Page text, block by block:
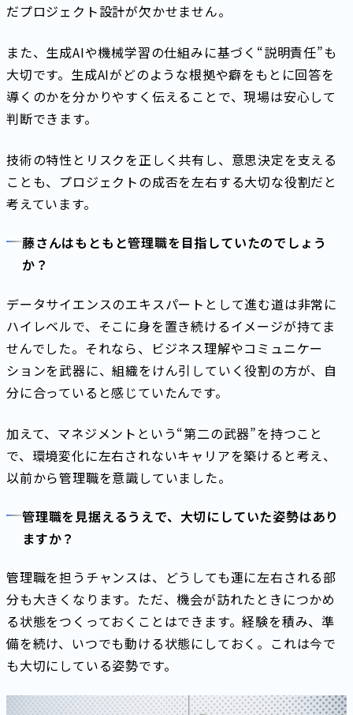
だプロジェクト設計が欠かせません。
また、生成AIや機械学習の仕組みに基づく“説明責任”も
大切です。生成AIがどのような根拠や癖をもとに回答を
導くのかを分かりやすく伝えることで、現場は安心して
判断できます。
技術の特性とリスクを正しく共有し、意思決定を支える
ことも、プロジェクトの成否を左右する大切な役割だと
考えています。
藤さんはもともと管理職を目指していたのでしょう
か？
データサイエンスのエキスパートとして進む道は非常に
ハイレベルで、そこに身を置き続けるイメージが持てま
せんでした。それなら、ビジネス理解やコミュニケー
ションを武器に、組織をけん引していく役割の方が、自
分に合っていると感じていたんです。
加えて、マネジメントという“第二の武器”を持つこと
で、環境変化に左右されないキャリアを築けると考え、
以前から管理職を意識していました。
管理職を見据えるうえで、大切にしていた姿勢はあり
ますか？
管理職を担うチャンスは、どうしても運に左右される部
分も大きくなります。ただ、機会が訪れたときにつかめ
る状態をつくっておくことはできます。経験を積み、準
備を続け、いつでも動ける状態にしておく。これは今で
も大切にしている姿勢です。